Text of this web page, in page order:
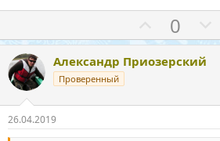
а
0
Александр Приозерский
Проверенный
26.04.2019